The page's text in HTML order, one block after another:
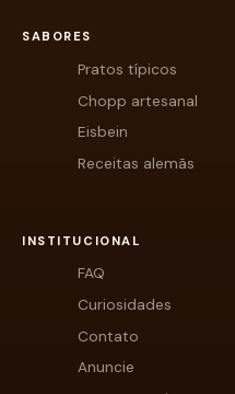
SABORES
Pratos típicos
Chopp artesanal
Eisbein
Receitas alemãs
INSTITUCIONAL
FAQ
Curiosidades
Contato
Anuncie